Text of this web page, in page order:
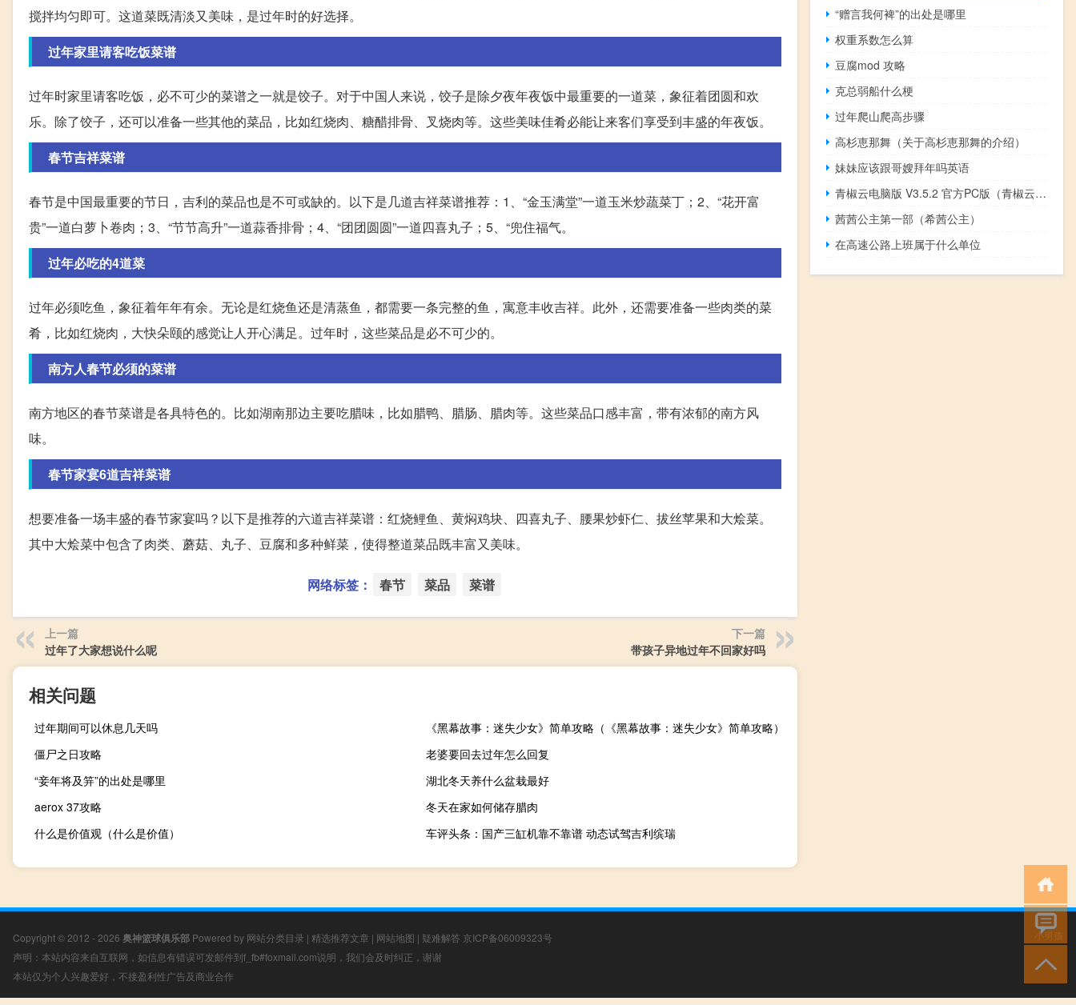
搅拌均匀即可。这道菜既清淡又美味，是过年时的好选择。
过年家里请客吃饭菜谱
过年时家里请客吃饭，必不可少的菜谱之一就是饺子。对于中国人来说，饺子是除夕夜年夜饭中最重要的一道菜，象征着团圆和欢
乐。除了饺子，还可以准备一些其他的菜品，比如红烧肉、糖醋排骨、叉烧肉等。这些美味佳肴必能让来客们享受到丰盛的年夜饭。
春节吉祥菜谱
春节是中国最重要的节日，吉利的菜品也是不可或缺的。以下是几道吉祥菜谱推荐：1、“金玉满堂”一道玉米炒蔬菜丁；2、“花开富
贵”一道白萝卜卷肉；3、“节节高升”一道蒜香排骨；4、“团团圆圆”一道四喜丸子；5、“兜住福气。
过年必吃的4道菜
过年必须吃鱼，象征着年年有余。无论是红烧鱼还是清蒸鱼，都需要一条完整的鱼，寓意丰收吉祥。此外，还需要准备一些肉类的菜
肴，比如红烧肉，大快朵颐的感觉让人开心满足。过年时，这些菜品是必不可少的。
南方人春节必须的菜谱
南方地区的春节菜谱是各具特色的。比如湖南那边主要吃腊味，比如腊鸭、腊肠、腊肉等。这些菜品口感丰富，带有浓郁的南方风
味。
春节家宴6道吉祥菜谱
想要准备一场丰盛的春节家宴吗？以下是推荐的六道吉祥菜谱：红烧鲤鱼、黄焖鸡块、四喜丸子、腰果炒虾仁、拔丝苹果和大烩菜。
其中大烩菜中包含了肉类、蘑菇、丸子、豆腐和多种鲜菜，使得整道菜品既丰富又美味。
网络标签： 春节 菜品 菜谱
上一篇
过年了大家想说什么呢
下一篇
带孩子异地过年不回家好吗
相关问题
过年期间可以休息几天吗
《黑幕故事：迷失少女》简单攻略（《黑幕故事：迷失少女》简单攻略）
僵尸之日攻略
老婆要回去过年怎么回复
“妾年将及笄”的出处是哪里
湖北冬天养什么盆栽最好
aerox 37攻略
冬天在家如何储存腊肉
什么是价值观（什么是价值）
车评头条：国产三缸机靠不靠谱 动态试驾吉利缤瑞
“赠言我何裨”的出处是哪里
权重系数怎么算
豆腐mod 攻略
克总弱船什么梗
过年爬山爬高步骤
高杉恵那舞（关于高杉恵那舞的介绍）
妹妹应该跟哥嫂拜年吗英语
青椒云电脑版 V3.5.2 官方PC版（青椒云电脑版 V3.5.2 官方PC版功能简介）
茜茜公主第一部（希茜公主）
在高速公路上班属于什么单位
Copyright © 2012 - 2026 奥神篮球俱乐部 Powered by 网站分类目录 | 精选推荐文章 | 网站地图 | 疑难解答 京ICP备06009323号
声明：本站内容来自互联网，如信息有错误可发邮件到f_fb#foxmail.com说明，我们会及时纠正，谢谢
本站仅为个人兴趣爱好，不接盈利性广告及商业合作
小男孩